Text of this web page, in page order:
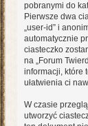
pobranymi do
Pierwsze dwa
„user-id” i
automatycznie
ciasteczko
na „Forum
informacji, które
ułatwienia ci
W czasie
utworzyć